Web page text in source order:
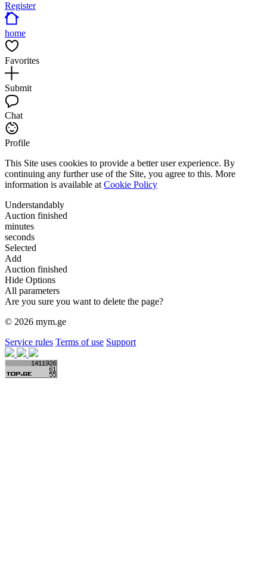
Register
home
Favorites
Submit
Chat
Profile
This Site uses cookies to provide a better user experience. By
continuing any further use of the Site, you agree to this. More
information is available at Cookie Policy
Understandably
Auction finished
minutes
seconds
Selected
Add
Auction finished
Hide Options
All parameters
Are you sure you want to delete the page?
© 2026 mym.ge
Service rules Terms of use Support